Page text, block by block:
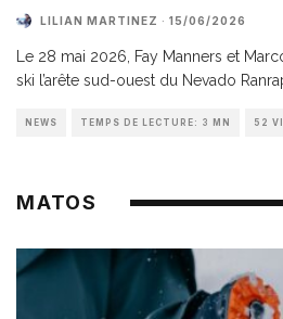
LILIAN MARTINEZ · 15/06/2026
Le 28 mai 2026, Fay Manners et
ski l’arête sud-ouest du Nevado
NEWS TEMPS DE LECTURE: 3 MN 52
MATOS